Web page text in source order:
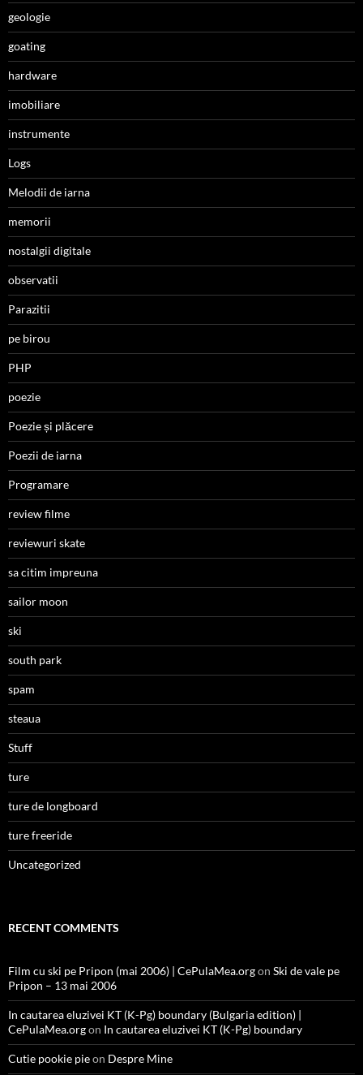
geologie
goating
hardware
imobiliare
instrumente
Logs
Melodii de iarna
memorii
nostalgii digitale
observatii
Parazitii
pe birou
PHP
poezie
Poezie și plăcere
Poezii de iarna
Programare
review filme
reviewuri skate
sa citim impreuna
sailor moon
ski
south park
spam
steaua
Stuff
ture
ture de longboard
ture freeride
Uncategorized
RECENT COMMENTS
Film cu ski pe Pripon (mai 2006) | CePulaMea.orgon Ski de vale pe
Pripon – 13 mai 2006
In cautarea eluzivei KT (K-Pg) boundary (Bulgaria edition) |
CePulaMea.orgon In cautarea eluzivei KT (K-Pg) boundary
Cutie pookie pieon Despre Mine